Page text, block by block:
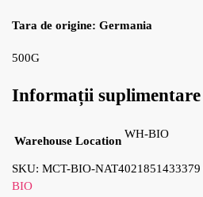
Tara de origine: Germania
500G
Informații suplimentare
Warehouse Location
WH-BIO
SKU: MCT-BIO-NAT4021851433379
BIO